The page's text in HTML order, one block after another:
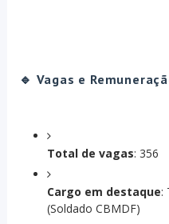
🔹 Vagas e
Total de vagas: 356
Cargo em destaque:
(Soldado CBMDF)